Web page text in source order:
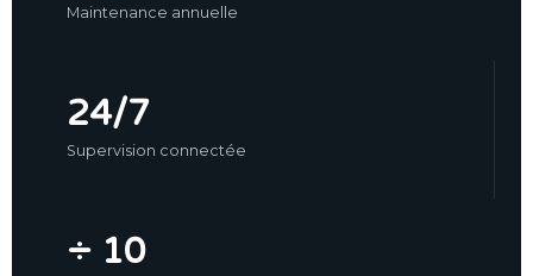
Maintenance annuelle
24/7
Supervision connectée
÷ 10